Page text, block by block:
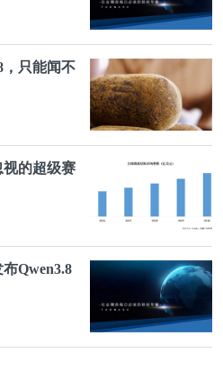
，只能闻不
的超级赛
Qwen3.8